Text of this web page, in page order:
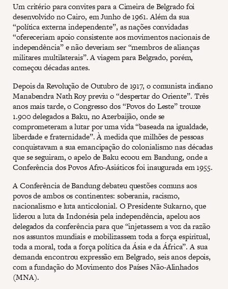
Um critério para convites para a Cimeira de Belgrado foi
desenvolvido no Cairo, em Junho de 1961. Além da sua
“política externa independente”, as nações convidadas
“ofereceriam apoio consistente aos movimentos nacionais de
independência” e não deveriam ser “membros de alianças
militares multilaterais”. A viagem para Belgrado, porém,
começou décadas antes.
Depois da Revolução de Outubro de 1917, o comunista indiano
Manabendra Nath Roy previu o “despertar do Oriente”. Três
anos mais tarde, o Congresso dos “Povos do Leste” trouxe
1.900 delegados a Baku, no Azerbaijão, onde se
comprometeram a lutar por uma vida “baseada na igualdade,
liberdade e fraternidade”. À medida que milhões de pessoas
conquistavam a sua emancipação do colonialismo nas décadas
que se seguiram, o apelo de Baku ecoou em Bandung, onde a
Conferência dos Povos Afro-Asiáticos foi inaugurada em 1955.
A Conferência de Bandung debateu questões comuns aos
povos de ambos os continentes: soberania, racismo,
nacionalismo e luta anticolonial. O Presidente Sukarno, que
liderou a luta da Indonésia pela independência, apelou aos
delegados da conferência para que “injetassem a voz da razão
nos assuntos mundiais e mobilizassem toda a força espiritual,
toda a moral, toda a força política da Ásia e da África”. A sua
demanda encontrou expressão em Belgrado, seis anos depois,
com a fundação do Movimento dos Países Não-Alinhados
(MNA).